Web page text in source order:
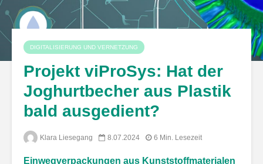
DIGITALISIERUNG UND VERNETZUNG
Projekt viProSys: Hat der
Joghurtbecher aus Plastik
bald ausgedient?
Klara Liesegang 8.07.2024 6 Min. Lesezeit
Einwegverpackungen aus Kunststoffmaterialen